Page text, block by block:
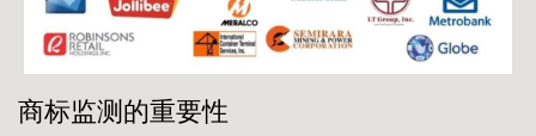
商标监测的重要性